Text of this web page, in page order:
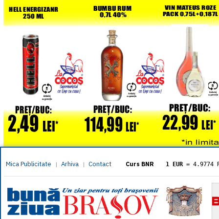
Mica Publicitate | Arhiva | Contact Curs BNR 1 EUR = 4.9774
= 5.8304
1 XAU= 464.4611
1 AED= 1.1933
1 AUD= 2.7957
1 BGN= 2.5449